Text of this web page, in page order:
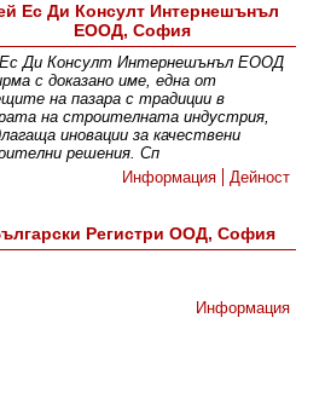
Ес Ди Консулт Интернешънъл
ЕООД, София
Ди Консулт Интернешънъл ЕООД
с доказано име, една от
на пазара с традиции в
на строителната индустрия,
иновации за качествени
решения. Сп
Информация
Дейност
Регистри ООД, София
Информация